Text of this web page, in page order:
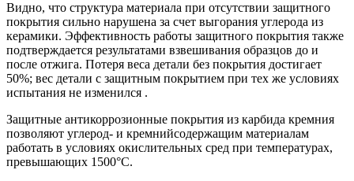
Видно, что структура материала при отсутствии защитного
покрытия сильно нарушена за счет выгорания углерода из
керамики. Эффективность работы защитного покрытия также
подтверждается результатами взвешивания образцов до и
после отжига. Потеря веса детали без покрытия достигает
50%; вес детали с защитным покрытием при тех же условиях
испытания не изменился .
Защитные антикоррозионные покрытия из карбида кремния
позволяют углерод- и кремнийсодержащим материалам
работать в условиях окислительных сред при температурах,
превышающих 1500°C.